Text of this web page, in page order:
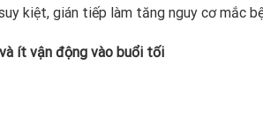
kiệt, gián tiếp làm tăng nguy cơ mắc
ít vận động vào buổi tối